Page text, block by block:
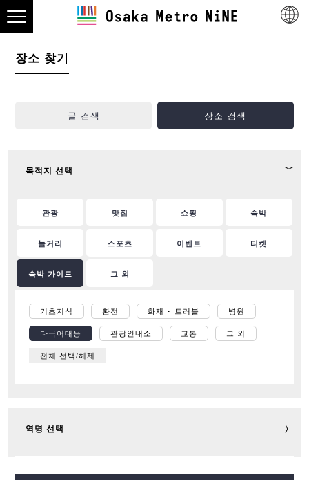
장소 찾기
글 검색 장소 검색
목적지 선택
관광 맛집 쇼핑 숙박
놀거리 스포츠 이벤트 티켓
숙박 가이드 그 외
기초지식 환전 화재 ･ 트러블 병원
다국어대응 관광안내소 교통 그 외
전체 선택/해제
역명 선택